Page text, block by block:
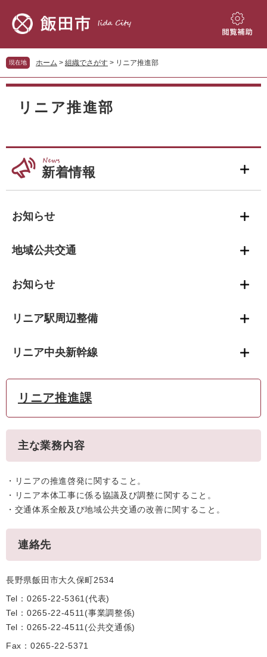
先
頭
を
飛
閲
現在地 ホーム > 組織でさがす > リニア推進部
本
リニア推進部
新着情報
お知らせ
地域公共交通
お知らせ
リニア駅周辺整備
リニア中央新幹線
リニア推進課
主な業務内容
・リニアの推進啓発に関すること。
・リニア本体工事に係る協議及び調整に関すること。
・交通体系全般及び地域公共交通の改善に関すること。
連絡先
長野県飯田市大久保町2534
Tel：0265-22-5361
代表
Tel：0265-22-4511
事業調整係
Tel：0265-22-4511
公共交通係
Fax：0265-22-5371